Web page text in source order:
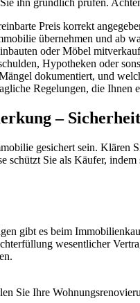
ihn gründlich prüfen.
Preis korrekt
übernehmen und ab
oder Möbel
Hypotheken oder
dokumentiert, und
Regelungen, die Ihnen
–
gesichert sein.
schützt Sie als Käufer,
gibt es beim
wesentlicher
Sie Ihre